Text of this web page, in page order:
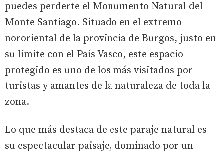
puedes perderte el Monumento Natural del
Monte Santiago. Situado en el extremo
nororiental de la provincia de Burgos, justo en
su límite con el País Vasco, este espacio
protegido es uno de los más visitados por
turistas y amantes de la naturaleza de toda la
zona.
Lo que más destaca de este paraje natural es
su espectacular paisaje, dominado por un